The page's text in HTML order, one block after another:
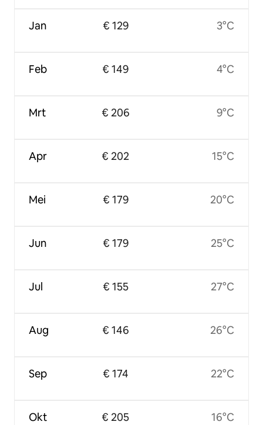
Jan
Feb
Mrt
Apr
Mei
Jun
Jul
Aug
Sep
Okt
€ 129
€ 149
€ 206
€ 202
€ 179
€ 179
€ 155
€ 146
€ 174
€ 205
3°C
4°C
9°C
15°C
20°C
25°C
27°C
26°C
22°C
16°C